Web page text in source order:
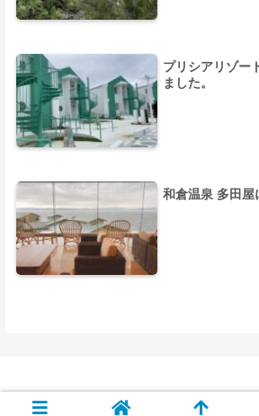
プリシアリゾー
ました。
和倉温泉 多田屋
© 1998 Looking for the